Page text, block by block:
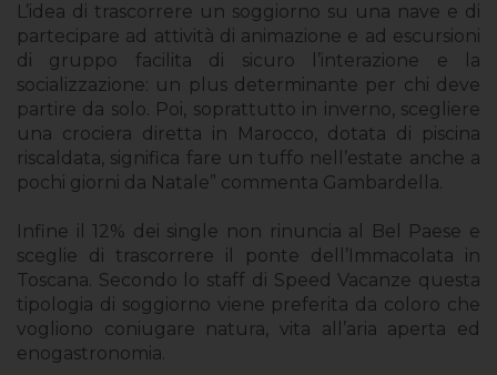
L’idea di trascorrere un soggiorno su una nave e di
partecipare ad attività di animazione e ad escursioni
di gruppo facilita di sicuro l’interazione e la
socializzazione: un plus determinante per chi deve
partire da solo. Poi, soprattutto in inverno, scegliere
una crociera diretta in Marocco, dotata di piscina
riscaldata, significa fare un tuffo nell’estate anche a
pochi giorni da Natale” commenta Gambardella.
Infine il 12% dei single non rinuncia al Bel Paese e
sceglie di trascorrere il ponte dell’Immacolata in
Toscana. Secondo lo staff di Speed Vacanze questa
tipologia di soggiorno viene preferita da coloro che
vogliono coniugare natura, vita all’aria aperta ed
enogastronomia.